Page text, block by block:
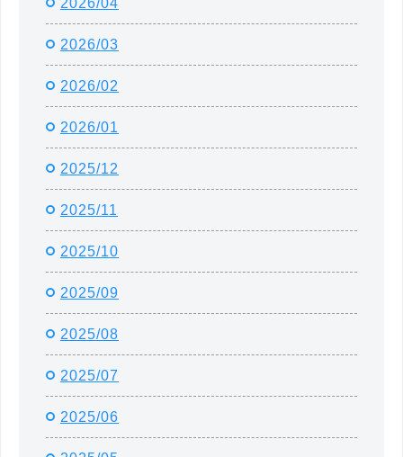
2026/03
2026/02
2026/01
2025/12
2025/11
2025/10
2025/09
2025/08
2025/07
2025/06